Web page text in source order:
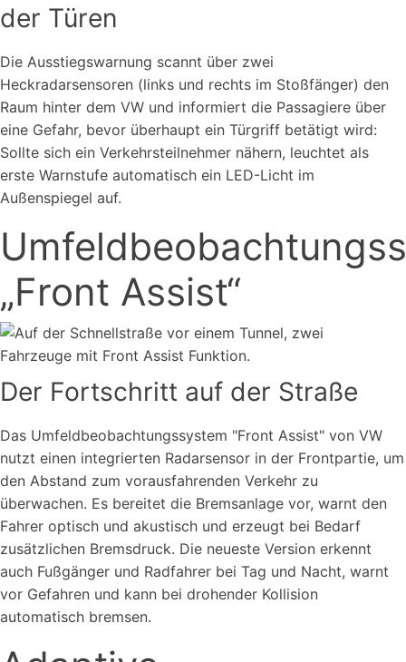
der Türen
Die Ausstiegswarnung scannt über zwei
Heckradarsensoren (links und rechts im Stoßfänger) den
Raum hinter dem VW und informiert die Passagiere über
eine Gefahr, bevor überhaupt ein Türgriff betätigt wird:
Sollte sich ein Verkehrsteilnehmer nähern, leuchtet als
erste Warnstufe automatisch ein LED-Licht im
Außenspiegel auf.
„Front Assist“
Der Fortschritt auf der Straße
Das Umfeldbeobachtungssystem "Front Assist" von VW
nutzt einen integrierten Radarsensor in der Frontpartie, um
den Abstand zum vorausfahrenden Verkehr zu
überwachen. Es bereitet die Bremsanlage vor, warnt den
Fahrer optisch und akustisch und erzeugt bei Bedarf
zusätzlichen Bremsdruck. Die neueste Version erkennt
auch Fußgänger und Radfahrer bei Tag und Nacht, warnt
vor Gefahren und kann bei drohender Kollision
automatisch bremsen.